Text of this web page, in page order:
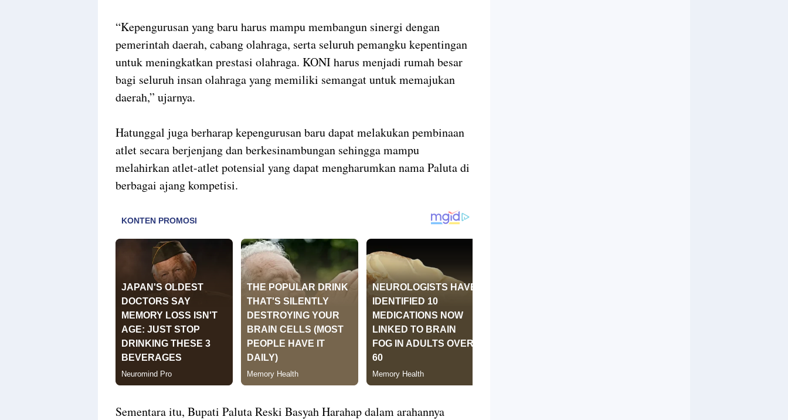
“Kepengurusan yang baru harus mampu membangun sinergi dengan
pemerintah daerah, cabang olahraga, serta seluruh pemangku kepentingan
untuk meningkatkan prestasi olahraga. KONI harus menjadi rumah besar
bagi seluruh insan olahraga yang memiliki semangat untuk memajukan
daerah,” ujarnya.
Hatunggal juga berharap kepengurusan baru dapat melakukan pembinaan
atlet secara berjenjang dan berkesinambungan sehingga mampu
melahirkan atlet-atlet potensial yang dapat mengharumkan nama Paluta di
berbagai ajang kompetisi.
Sementara itu, Bupati Paluta Reski Basyah Harahap dalam arahannya